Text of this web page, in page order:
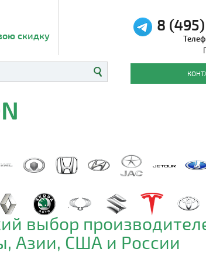
скидку
8
выбор
Азии, США и России